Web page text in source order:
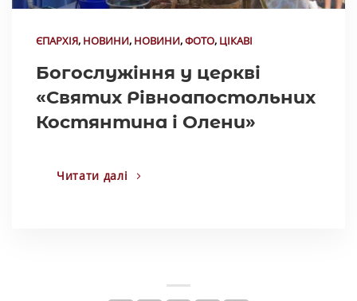
ЄПАРХІЯ, НОВИНИ, НОВИНИ,ФОТО, ЦІКАВІ
Богослужіння у церкві
«Святих Рівноапостольних
Костянтина і Олени»
Читати далі